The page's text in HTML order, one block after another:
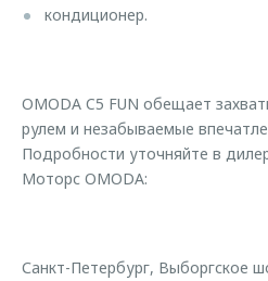
кондиционер.
OMODA C5 FUN обещает
рулем и незабываемые
Подробности уточняйте в
Моторс OMODA:
Санкт-Петербург, Выборгское